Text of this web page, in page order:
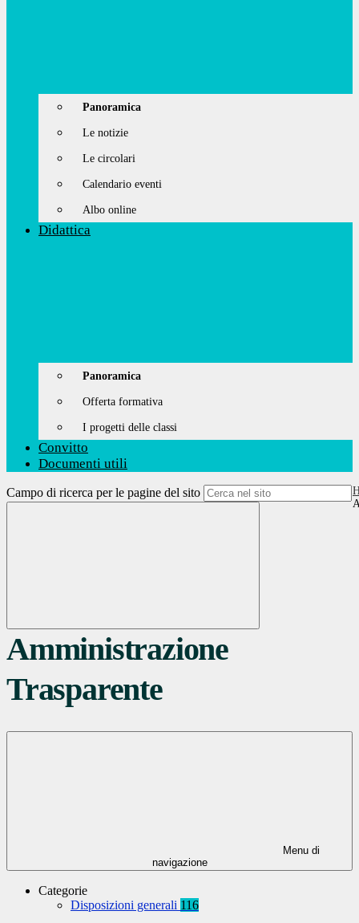
Panoramica
Le notizie
Le circolari
Calendario eventi
Albo online
Didattica
Panoramica
Offerta formativa
I progetti delle classi
Convitto
Documenti utili
Campo di ricerca per le pagine del sito
Amministrazione
Trasparente
Menu di
navigazione
Categorie
Disposizioni generali 116